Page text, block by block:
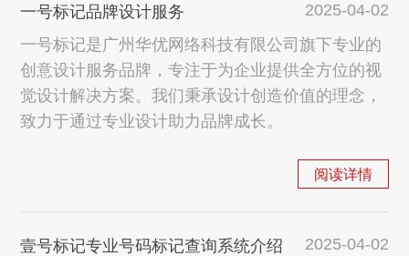
一号标记品牌设计服务
2025-04-02
一号标记是广州华优网络科技有限公司旗下专业的
创意设计服务品牌，专注于为企业提供全方位的视
觉设计解决方案。我们秉承设计创造价值的理念，
致力于通过专业设计助力品牌成长。
阅读详情
壹号标记专业号码标记查询系统介绍
2025-04-02